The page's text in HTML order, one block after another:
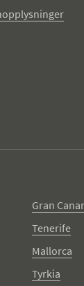
Gran
Tenerife
Mallorca
Tyrkia